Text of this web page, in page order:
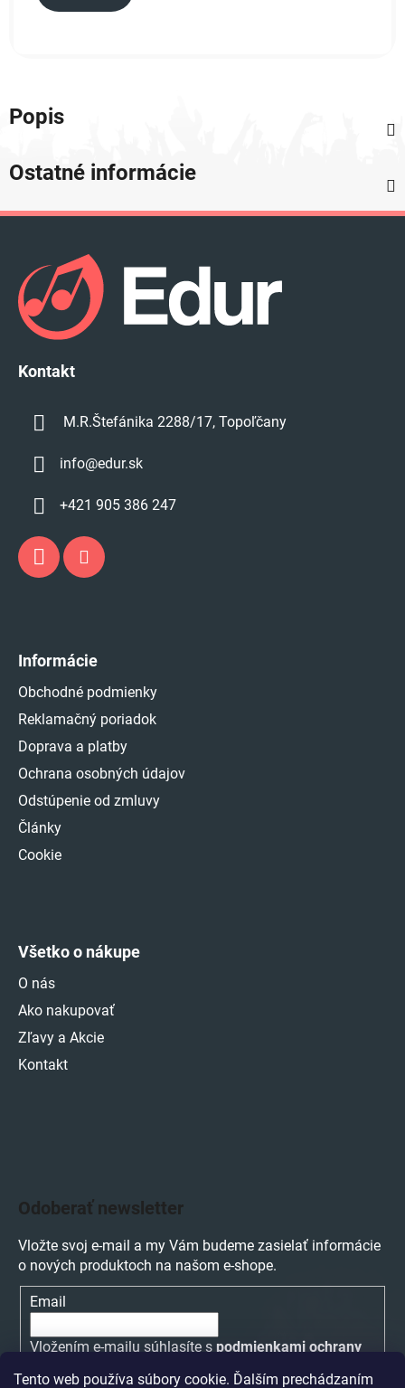
Tento web používa súbory cookie. Ďalším prechádzaním
Popis
Ostatné informácie
Kontakt
M.R.Štefánika 2288/17, Topoľčany
info@edur.sk
+421 905 386 247
Informácie
Obchodné podmienky
Reklamačný poriadok
Doprava a platby
Ochrana osobných údajov
Odstúpenie od zmluvy
Články
Cookie
Všetko o nákupe
O nás
Ako nakupovať
Zľavy a Akcie
Kontakt
Odoberať newsletter
Vložte svoj e-mail a my Vám budeme zasielať informácie
o nových produktoch na našom e-shope.
Email
Vložením e-mailu súhlasíte s podmienkami ochrany